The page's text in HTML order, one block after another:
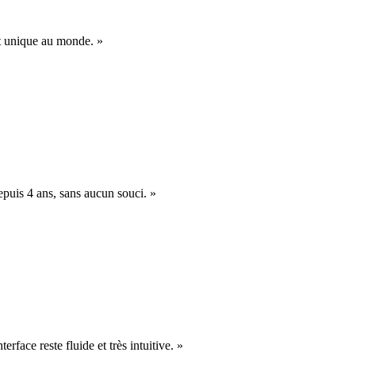
au monde. »
4 ans, sans aucun souci. »
reste fluide et très intuitive. »